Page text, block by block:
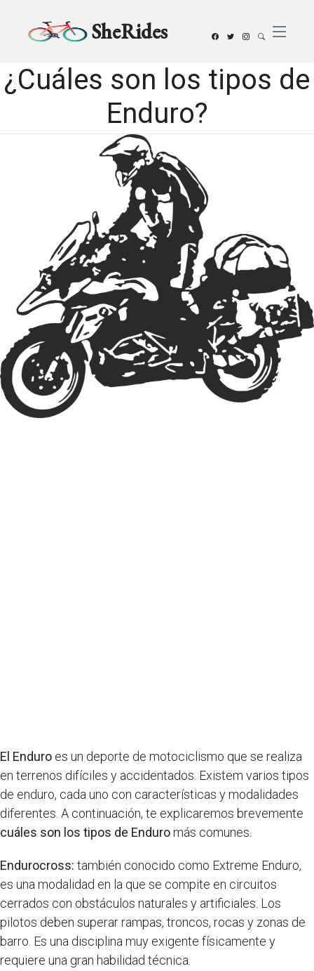
SheRides
¿Cuáles son los tipos de
Enduro?
El Enduro es un deporte de motociclismo que se realiza
en terrenos difíciles y accidentados. Existem varios tipos
de enduro, cada uno con características y modalidades
diferentes. A continuación, te explicaremos brevemente
cuáles son los tipos de Enduromás comunes.
Endurocross: también conocido como Extreme Enduro,
es una modalidad en la que se compite en circuitos
cerrados con obstáculos naturales y artificiales. Los
pilotos deben superar rampas, troncos, rocas y zonas de
barro. Es una disciplina muy exigente físicamente y
requiere una gran habilidad técnica.